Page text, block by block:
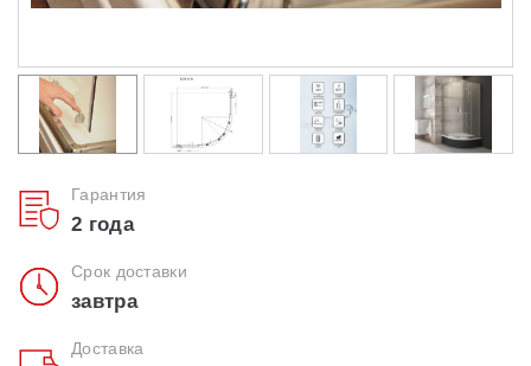
Гарантия
2 года
Срок доставки
завтра
Доставка